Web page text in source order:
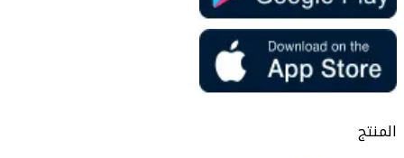
المنتج